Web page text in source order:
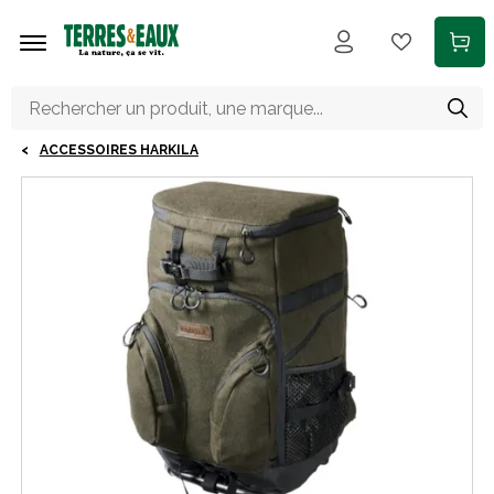
ACCESSOIRES HARKILA